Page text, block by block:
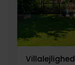
Villalejlighed